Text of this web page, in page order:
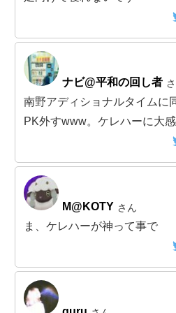
ナビ@平和の回し者
南野アディショナルタイムに
PK外すwww。ケレハーに大感
M@KOTY さん
ま、ケレハーが神って事で